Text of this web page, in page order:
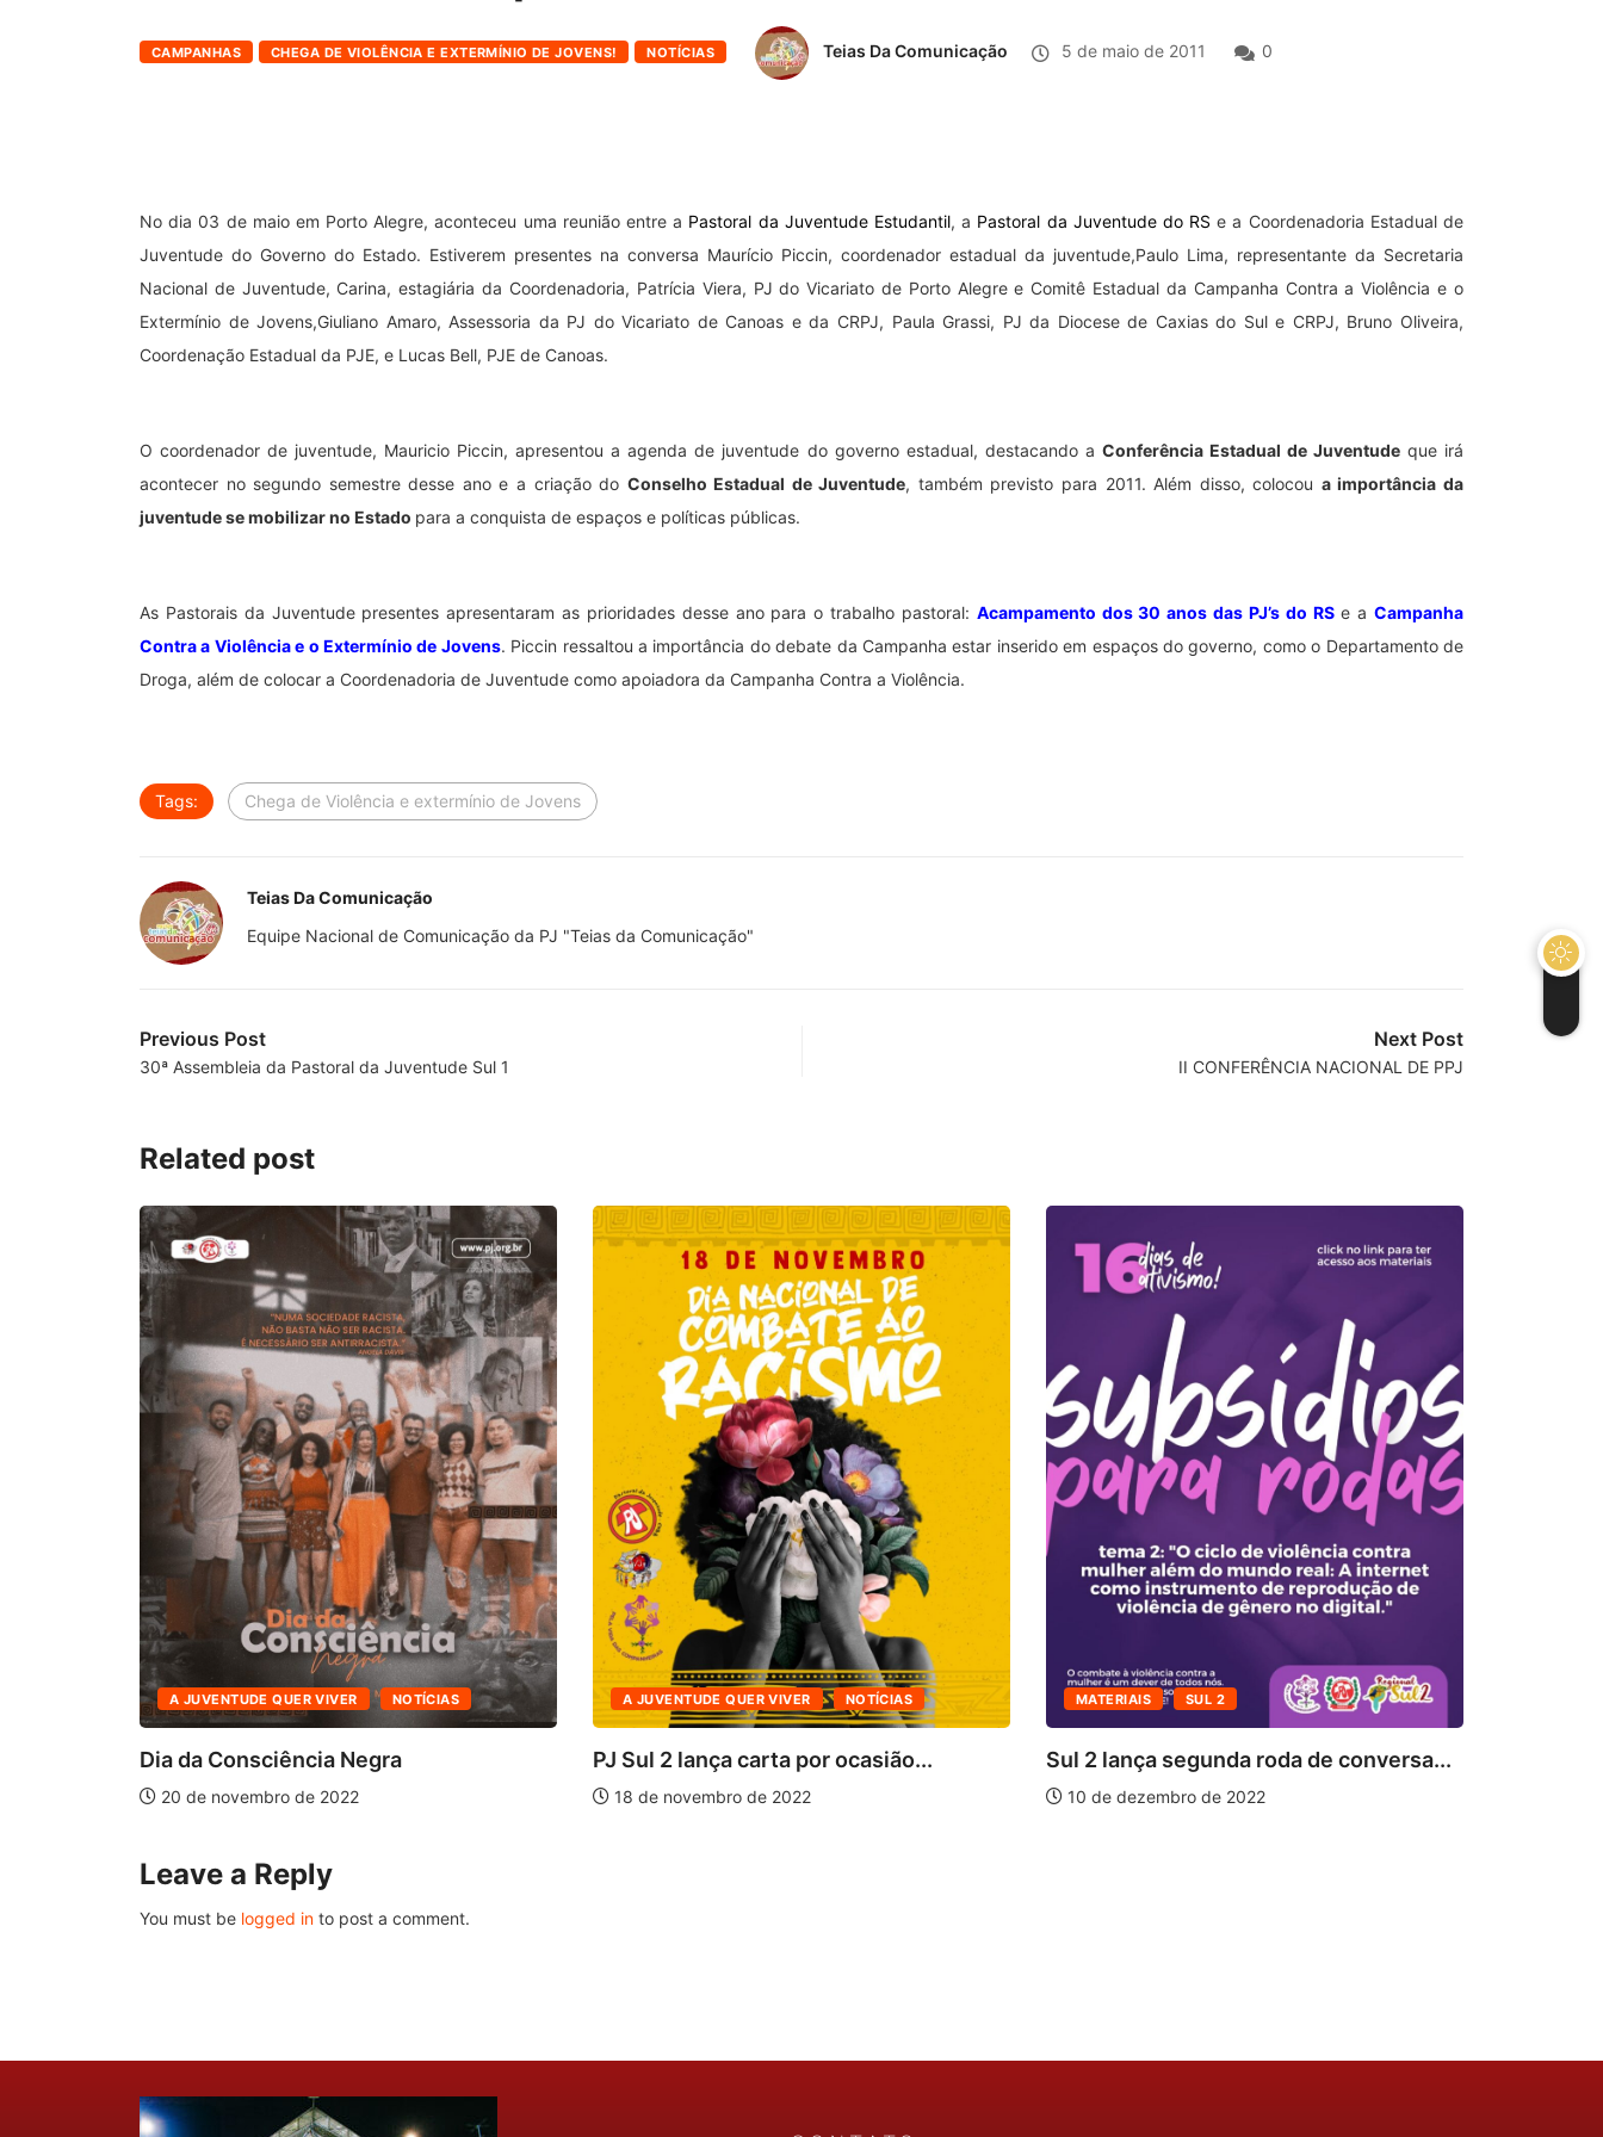
CAMPANHAS CHEGA DE VIOLÊNCIA E EXTERMÍNIO DE JOVENS! NOTÍCIAS Teias Da Comunicação 5 de maio de 2011 0
No dia 03 de maio em Porto Alegre, aconteceu uma reunião entre a Pastoral da Juventude Estudantil, a Pastoral da Juventude do RS e a Coordenadoria Estadual de
Juventude do Governo do Estado. Estiverem presentes na conversa Maurício Piccin, coordenador estadual da juventude,Paulo Lima, representante da Secretaria
Nacional de Juventude, Carina, estagiária da Coordenadoria, Patrícia Viera, PJ do Vicariato de Porto Alegre e Comitê Estadual da Campanha Contra a Violência e o
Extermínio de Jovens,Giuliano Amaro, Assessoria da PJ do Vicariato de Canoas e da CRPJ, Paula Grassi, PJ da Diocese de Caxias do Sul e CRPJ, Bruno Oliveira,
Coordenação Estadual da PJE, e Lucas Bell, PJE de Canoas.
O coordenador de juventude, Mauricio Piccin, apresentou a agenda de juventude do governo estadual, destacando a Conferência Estadual de Juventudeque irá
acontecer no segundo semestre desse ano e a criação do Conselho Estadual de Juventude, também previsto para 2011. Além disso, colocou a importância da
juventude se mobilizar no Estado para a conquista de espaços e políticas públicas.
As Pastorais da Juventude presentes apresentaram as prioridades desse ano para o trabalho pastoral: Acampamento dos 30 anos das PJ’s do RSe aCampanha
Contra a Violência e o Extermínio de Jovens. Piccin ressaltou a importância do debate da Campanha estar inserido em espaços do governo, como o Departamento de
Droga, além de colocar a Coordenadoria de Juventude como apoiadora da Campanha Contra a Violência.
Tags: Chega de Violência e extermínio de Jovens
Teias Da Comunicação
Equipe Nacional de Comunicação da PJ "Teias da Comunicação"
Previous Post
30ª Assembleia da Pastoral da Juventude Sul 1
Next Post
II CONFERÊNCIA NACIONAL DE PPJ
Related post
A JUVENTUDE QUER VIVER NOTÍCIAS
Dia da Consciência Negra
20 de novembro de 2022
A JUVENTUDE QUER VIVER NOTÍCIAS
PJ Sul 2 lança carta por ocasião...
18 de novembro de 2022
MATERIAIS SUL 2
Sul 2 lança segunda roda de conversa...
10 de dezembro de 2022
Leave a Reply
You must be logged in to post a comment.